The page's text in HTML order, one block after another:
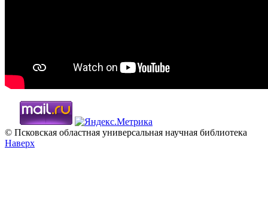
© Псковская областная универсальная научная библиотека
Наверх